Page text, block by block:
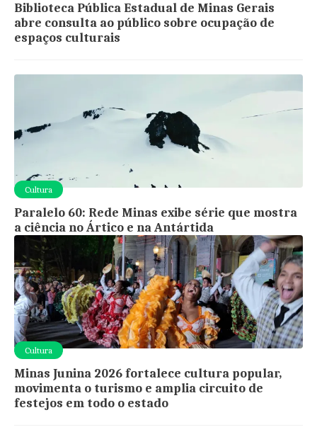
Biblioteca Pública Estadual de Minas Gerais
abre consulta ao público sobre ocupação de
espaços culturais
Cultura
Paralelo 60: Rede Minas exibe série que mostra
a ciência no Ártico e na Antártida
Cultura
Minas Junina 2026 fortalece cultura popular,
movimenta o turismo e amplia circuito de
festejos em todo o estado